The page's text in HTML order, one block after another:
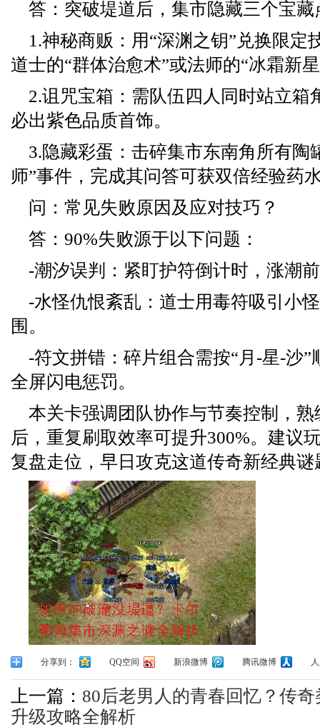
答：突破堤道后，集市隐藏三个宝藏
1.神秘商贩：用“深渊之钥”兑换限定
道士的“群体治愈术”或法师的“冰霜新
2.诅咒宝箱：需队伍四人同时站立箱
必出紫色品质首饰。
3.隐藏彩蛋：击碎集市东南角所有陶
师”事件，完成其问答可获双倍经验药
问：常见失败原因及应对技巧？
答：90%失败源于以下问题：
-潮汐误判：紧盯护符倒计时，涨潮
-水怪仇恨紊乱：道士用毒符吸引小
围。
-符文拼错：碎片组合需按“月-星-沙
全屏闪电惩罚。
本关卡强调团队协作与节奏控制，
后，重复刷取效率可提升300%。建议
复盘走位，早日攻克这道传奇新经典谜
分享到： QQ空间 新浪微博 腾讯微博
上一篇： 80后老男人的青春回忆？传
升级攻略全解析